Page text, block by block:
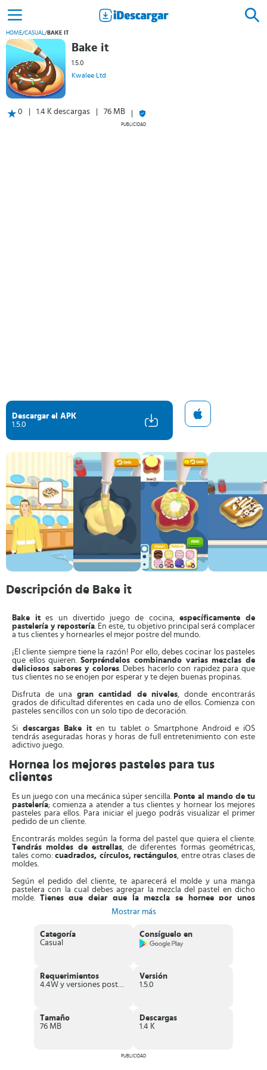
HOME/CASUAL/ BAKE IT
Bake it
1.5.0
Kwalee Ltd
0 1.4 K descargas 76 MB
PUBLICIDAD
Descargar el APK
1.5.0
Descripción de Bake it
Bake it es un divertido juego de cocina, específicamente de
pastelería y repostería. En este, tu objetivo principal será complacer
a tus clientes y hornearles el mejor postre del mundo.
¡El cliente siempre tiene la razón! Por ello, debes cocinar los pasteles
que ellos quieren.Sorpréndelos combinando varias mezclas de
deliciosos sabores y colores. Debes hacerlo con rapidez para que
tus clientes no se enojen por esperar y te dejen buenas propinas.
Disfruta de una gran cantidad de niveles, donde encontrarás
grados de dificultad diferentes en cada uno de ellos. Comienza con
pasteles sencillos con un solo tipo de decoración.
Si descargas Bake iten tu tablet o Smartphone Android e iOS
tendrás aseguradas horas y horas de full entretenimiento con este
adictivo juego.
Hornea los mejores pasteles para tus
clientes
Es un juego con una mecánica súper sencilla. Ponte al mando de tu
pastelería; comienza a atender a tus clientes y hornear los mejores
pasteles para ellos. Para iniciar el juego podrás visualizar el primer
pedido de un cliente.
Encontrarás moldes según la forma del pastel que quiera el cliente.
Tendrás moldes de estrellas, de diferentes formas geométricas,
tales como: cuadrados, círculos, rectángulos, entre otras clases de
moldes.
Según el pedido del cliente, te aparecerá el molde y una manga
pastelera con la cual debes agregar la mezcla del pastel en dicho
molde. Tienes que dejar que la mezcla se hornee por unos
segundos y después proceder a decorarla
En la parte inferior de la pantallate aparecerá una serie de
opciones de ingredientes
que puedes utilizar para decorar el
pastel. Si el pedido queda exactamente como el cliente lo pidió,
Mientras vayas progresando en la partida,
aumentando su grado de dificultad. Los primeros pasteles serán
muy fáciles con una sola decoración. Sin embargo, en los niveles
Durante el progreso del juego, se te permitirá
Mostrar más
Categoría
Casual
Consíguelo en
Requerimientos
4.4W y versiones posteriores
Versión
1.5.0
Tamaño
76 MB
Descargas
1.4 K
PUBLICIDAD